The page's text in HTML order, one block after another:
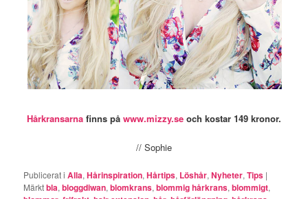
Hårkransarna finns på www.mizzy.se och kostar 149 kronor.
// Sophie
Publicerat i Alla,Hårinspiration,Hårtips, Löshår,Nyheter,Tips |
Märktbla,bloggdiwan,blomkrans,blommig hårkrans,blommigt,